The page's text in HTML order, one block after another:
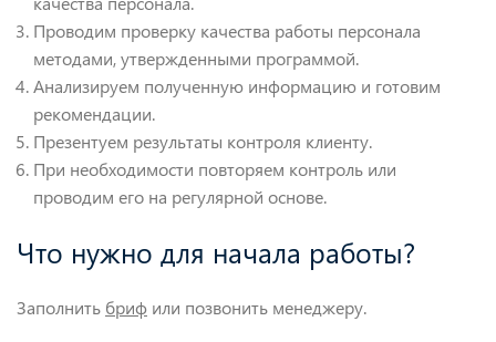
Проводим проверку качества работы персонала
методами, утвержденными программой.
Анализируем полученную информацию и готовим
рекомендации.
Презентуем результаты контроля клиенту.
При необходимости повторяем контроль или
проводим его на регулярной основе.
Что нужно для начала работы?
Заполнить бриф или позвонить менеджеру.